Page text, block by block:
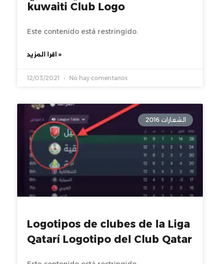
kuwaiti Club Logo
Este contenido está restringido.
اقرا المزيد »
12/03/2021 No hay comentarios
الشعارات 2016
Logotipos de clubes de la Liga
Qatarí Logotipo del Club Qatar